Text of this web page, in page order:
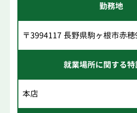
勤務地
〒3994117 長野県駒ヶ根市赤
就業場所に関する
本店